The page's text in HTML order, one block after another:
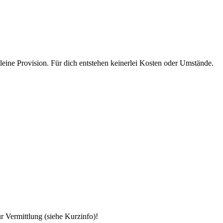
Provision. Für dich entstehen keinerlei Kosten oder Umstände.
Vermittlung (siehe Kurzinfo)!